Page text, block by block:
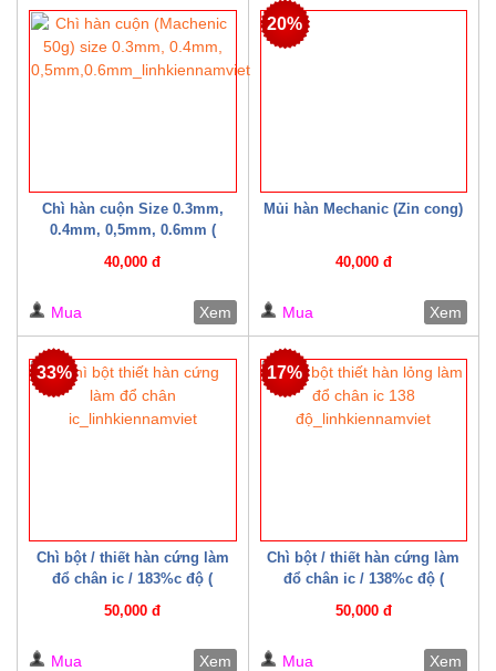
Chì hàn cuộn Size 0.3mm,
0.4mm, 0,5mm, 0.6mm (
40,000 đ
Mua Xem
Mủi hàn Mechanic (Zin cong)
40,000 đ
20%
Mua Xem
Chì bột / thiết hàn cứng làm
đổ chân ic / 183%c độ (
50,000 đ
33%
Mua Xem
Chì bột / thiết hàn cứng làm
đổ chân ic / 138%c độ (
50,000 đ
17%
Mua Xem